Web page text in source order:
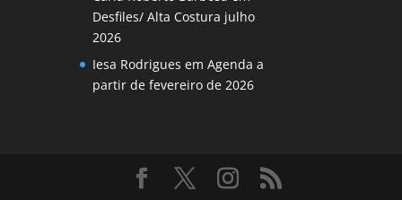
Desfiles/ Alta Costura julho
2026
Iesa Rodrigues emAgenda a
partir de fevereiro de 2026